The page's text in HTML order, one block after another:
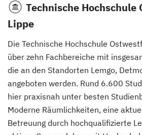
Technische
Lippe
Die Technische Hochschule
über zehn Fachbereiche mit
die an den Standorten Lemgo,
angeboten werden. Rund 6.600
hier praxisnah unter besten
Moderne Räumlichkeiten, eine
Betreuung durch hochqualifizierte